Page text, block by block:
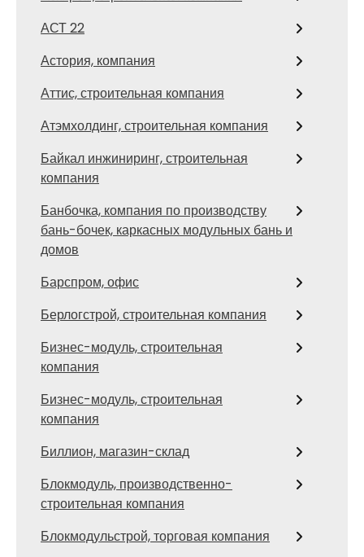
АСТ 22
Астория, компания
Аттис, строительная компания
Атэмхолдинг, строительная компания
Байкал инжиниринг, строительная
компания
Банбочка, компания по производству
бань-бочек, каркасных модульных бань и
домов
Барспром, офис
Берлогстрой, строительная компания
Бизнес-модуль, строительная
компания
Бизнес-модуль, строительная
компания
Биллион, магазин-склад
Блокмодуль, производственно-
строительная компания
Блокмодульстрой, торговая компания